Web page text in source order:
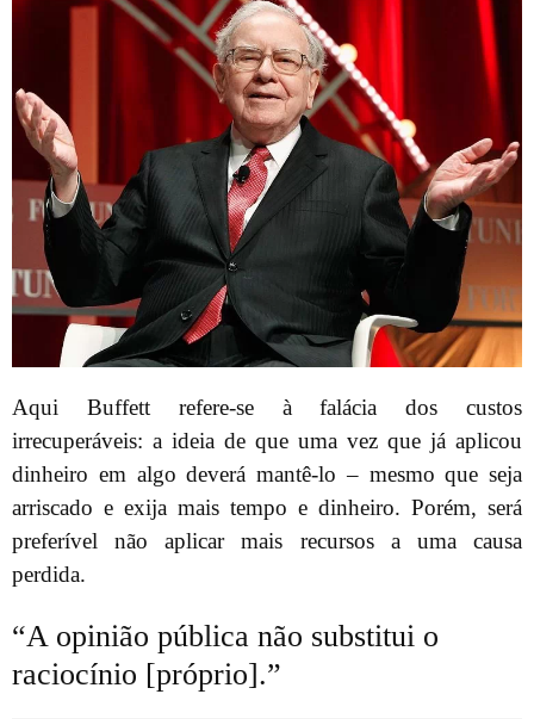
Aqui Buffett refere-se à falácia dos custos
irrecuperáveis: a ideia de que uma vez que já aplicou
dinheiro em algo deverá mantê-lo – mesmo que seja
arriscado e exija mais tempo e dinheiro. Porém, será
preferível não aplicar mais recursos a uma causa
perdida.
“A opinião pública não substitui o
raciocínio [próprio].”